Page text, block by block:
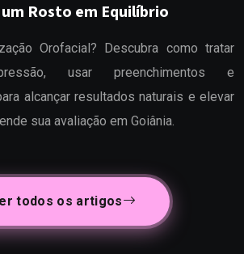
Rosto em Equilíbrio
Orofacial? Descubra como tratar
usar preenchimentos e
alcançar resultados naturais e elevar
sua avaliação em Goiânia.
todos os artigos